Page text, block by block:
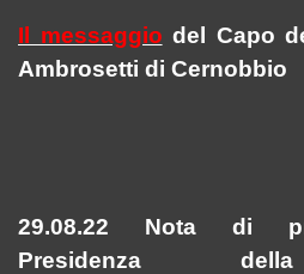
Il messaggio del Capo
Ambrosetti di Cernobbio
29.08.22 Nota di
Presidenza